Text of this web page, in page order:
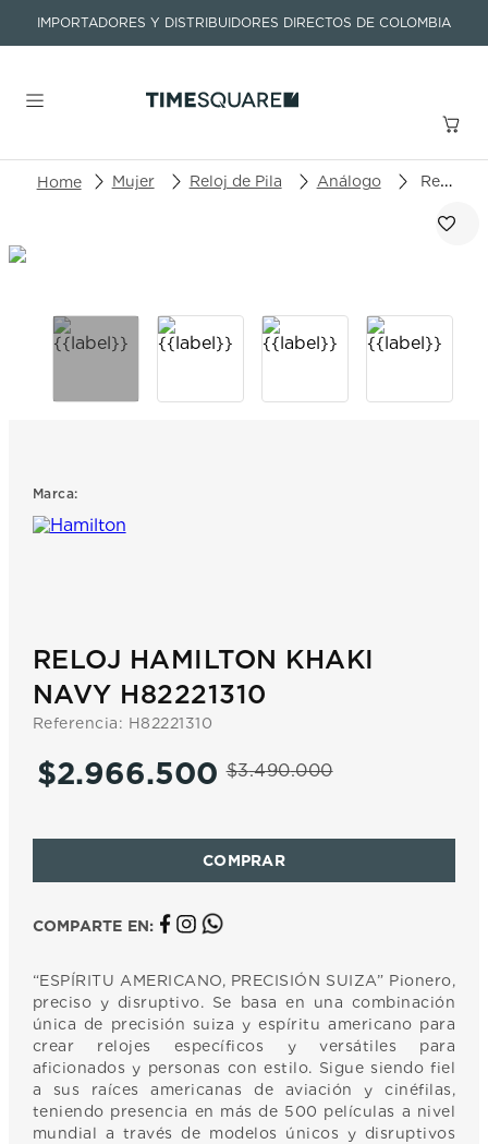
IMPORTADORES Y DISTRIBUIDORES DIRECTOS DE COLOMBIA
Buscar un producto o artículo
Mujer Reloj de Pila Análogo Reloj Hamilton Khaki Navy H82221310
Marca:
RELOJ HAMILTON KHAKI
NAVY H82221310
Referencia: H82221310
$3.490.000
$2.966.500
COMPARTE EN:
“ESPÍRITU AMERICANO, PRECISIÓN SUIZA” Pionero,
preciso y disruptivo. Se basa en una combinación
única de precisión suiza y espíritu americano para
crear relojes específicos y versátiles para
aficionados y personas con estilo. Sigue siendo fiel
a sus raíces americanas de aviación y cinéfilas,
teniendo presencia en más de 500 películas a nivel
mundial a través de modelos únicos y disruptivos
TÉRMINOS MÁS BUSCADOS
3.
integral